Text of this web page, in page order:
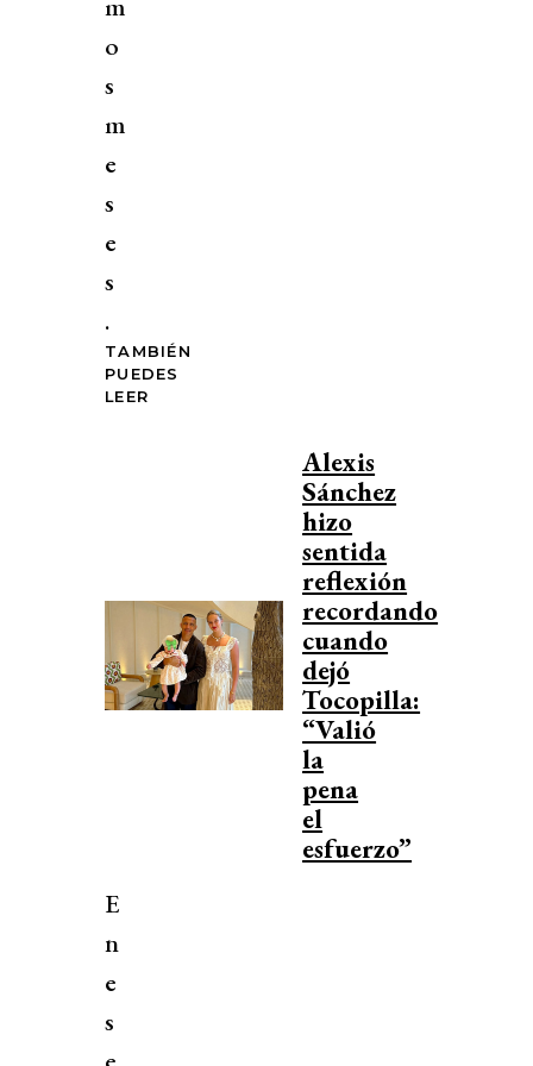
o
s
m
e
s
e
s
.
TAMBIÉN
PUEDES
LEER
Alexis
Sánchez
hizo
sentida
reflexión
recordando
cuando
dejó
Tocopilla:
“Valió
la
pena
el
esfuerzo”
E
n
e
s